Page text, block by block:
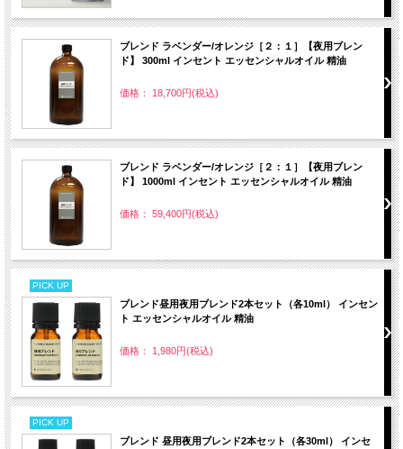
ブレンド ラベンダー/オレンジ［２：１］【夜用ブレン
ド】 300ml インセント エッセンシャルオイル 精油
価格： 18,700円(税込)
ブレンド ラベンダー/オレンジ［２：１］【夜用ブレン
ド】 1000ml インセント エッセンシャルオイル 精油
価格： 59,400円(税込)
PICK UP
ブレンド昼用夜用ブレンド2本セット（各10ml） インセン
ト エッセンシャルオイル 精油
価格： 1,980円(税込)
PICK UP
ブレンド 昼用夜用ブレンド2本セット（各30ml） インセ